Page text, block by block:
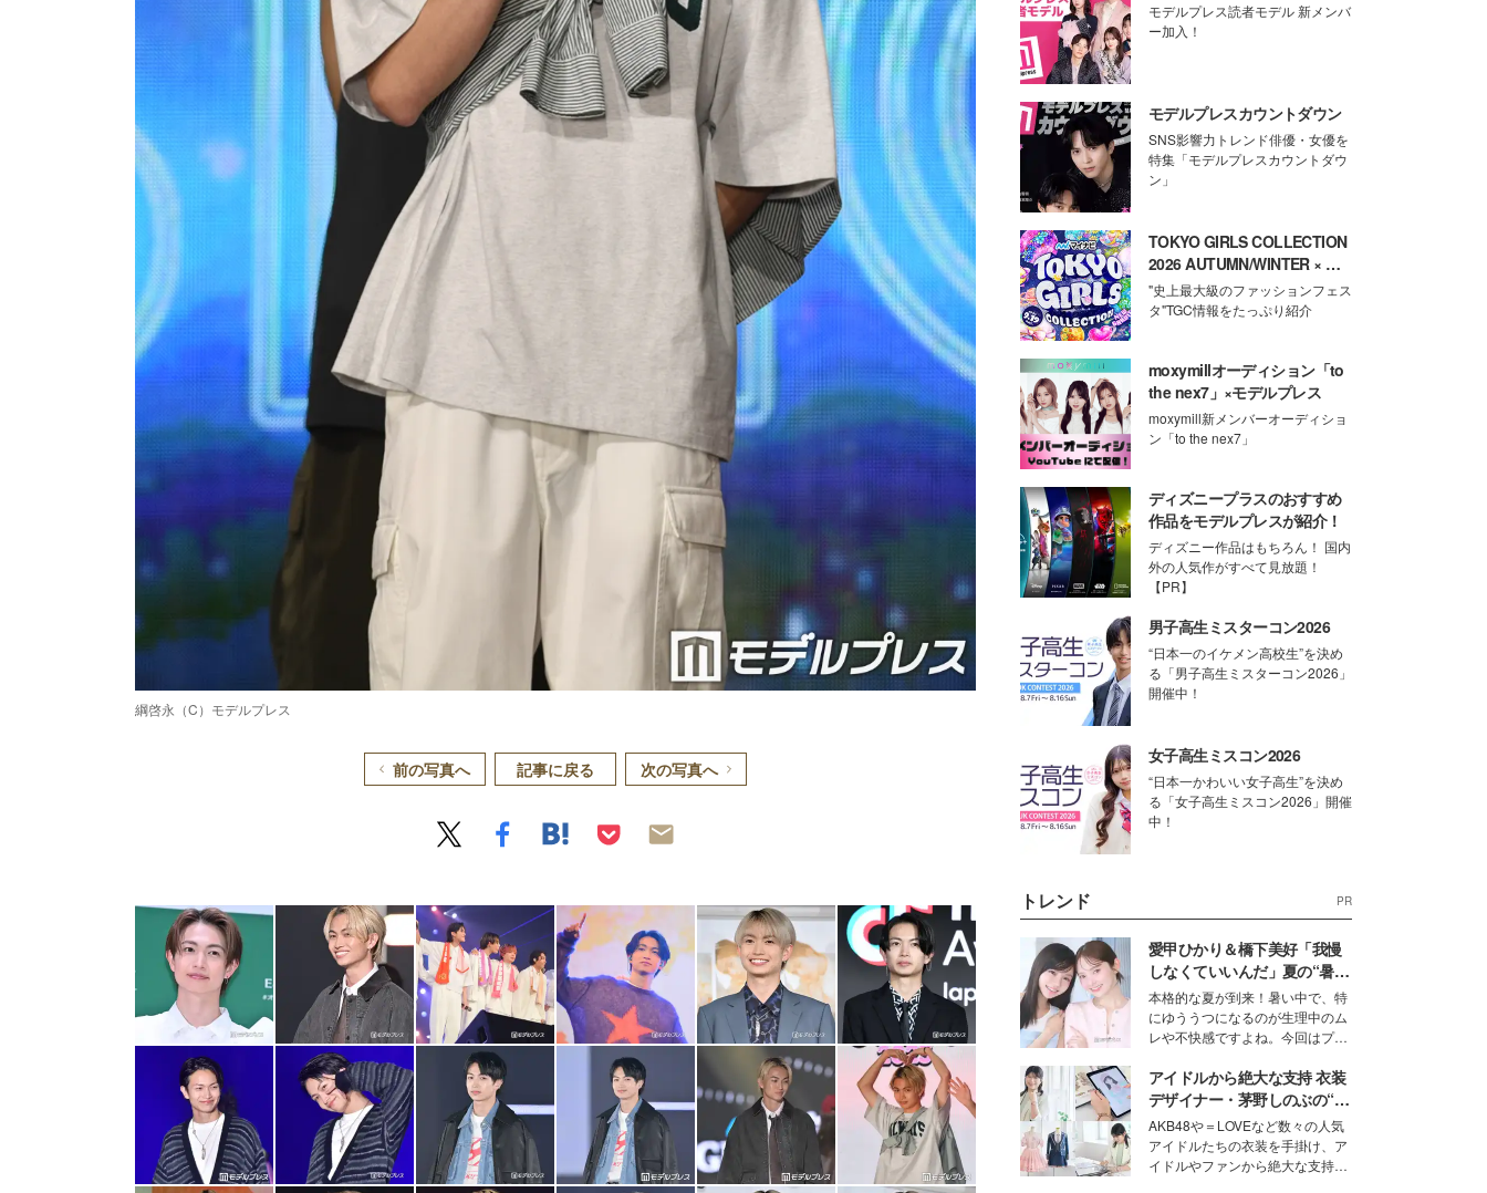
綱啓永（C）モデルプレス
前の写真へ 記事に戻る 次の写真へ
モデルプレス読者モデル 新メンバ
ー加入！
モデルプレスカウントダウン
SNS影響力トレンド俳優・女優を
特集「モデルプレスカウントダウ
ン」
TOKYO GIRLS COLLECTION
2026 AUTUMN/WINTER × モ
デルプレス
"史上最大級のファッションフェス
タ"TGC情報をたっぷり紹介
moxymillオーディション「to
the nex7」×モデルプレス
moxymill新メンバーオーディショ
ン「to the nex7」
ディズニープラスのおすすめ
作品をモデルプレスが紹介！
ディズニー作品はもちろん！ 国内
外の人気作がすべて見放題！
【PR】
男子高生ミスターコン2026
“日本一のイケメン高校生”を決め
る「男子高生ミスターコン2026」
開催中！
女子高生ミスコン2026
“日本一かわいい女子高生”を決め
る「女子高生ミスコン2026」開催
中！
トレンド PR
愛甲ひかり＆橋下美好「我慢
しなくていいんだ」夏の“暑さ
対策”の新しい選択肢とは？
本格的な夏が到来！暑い中で、特
にゆううつになるのが生理中のム
レや不快感ですよね。今回はプラ
モデル・愛甲ひかりさんと橋下美
好さんを迎えて本音で女子会トー
ク。猛暑のお出かけを快適に過ご
すヒントや、2人が感動した夏の
生理の新常識にも迫りました。
アイドルから絶大な支持 衣装
デザイナー・茅野しのぶの“可
愛い”を作る美学＜「シチズン
クロスシー」インタビュー＞
AKB48や＝LOVEなど数々の人気
アイドルたちの衣装を手掛け、ア
イドルやファンから絶大な支持を